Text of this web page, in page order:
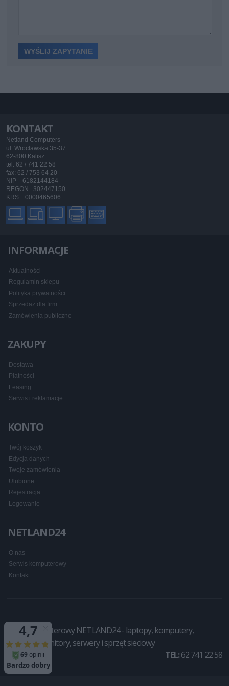
KONTAKT
Netland Computers
ul. Wrocławska 35-37
62-800 Kalisz
tel: 62 / 741 22 58
fax: 62 / 753 64 20
NIP 6182144184
REGON 302447150
KRS 0000465606
INFORMACJE
Aktualności
Regulamin sklepu
Polityka prywatności
Sprzedaż dla firm
Zamówienia publiczne
ZAKUPY
Dostawa
Płatności
Leasing
Serwis i reklamacje
KONTO
Twój koszyk
Edycja danych
Twoje zamówienia
Ulubione
Rejestracja
Logowanie
NETLAND24
O nas
Serwis komputerowy
Kontakt
Sklep komputerowy NETLAND24 - laptopy, komputery,
drukarki, monitory, serwery i sprzęt sieciowy
TEL:62 741 22 58